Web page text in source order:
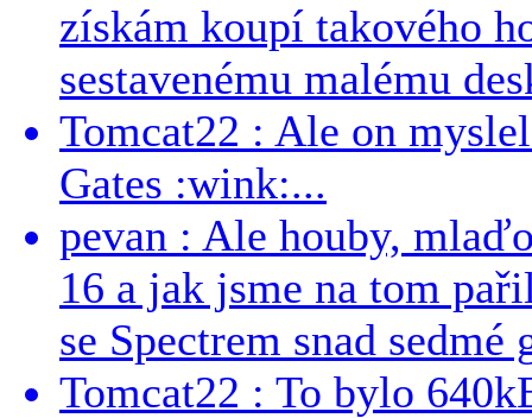
získám koupí takového
sestavenému malému
Tomcat22 : Ale on
Gates :wink:...
pevan : Ale houby,
16 a jak jsme na tom
se Spectrem snad sedmé
Tomcat22 : To bylo